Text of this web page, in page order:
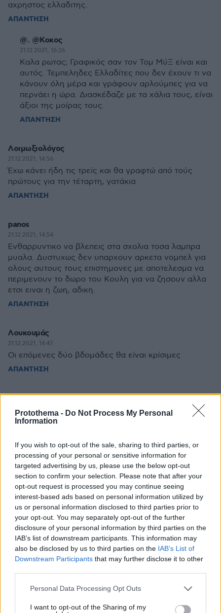
Protothema - Do Not Process My Personal
Information
If you wish to opt-out of the sale, sharing to third parties, or
processing of your personal or sensitive information for
targeted advertising by us, please use the below opt-out
section to confirm your selection. Please note that after your
opt-out request is processed you may continue seeing
interest-based ads based on personal information utilized by
us or personal information disclosed to third parties prior to
your opt-out. You may separately opt-out of the further
disclosure of your personal information by third parties on the
IAB’s list of downstream participants. This information may
also be disclosed by us to third parties on the IAB’s List of
Downstream Participants that may further disclose it to other
Please note that this website/app uses one or more Google
not limited to your visit or usage behaviour. You may click to
Personal Data Processing Opt Outs
I want to opt-out of the Sharing of my
αχρηστος ελλαδιτης.
ΑΠΑΝΤΗΣΗ
@. @Κοκος
21.12.2021, 16:26
Καλα ρωτας; Γραφικός σαν τον Τομ ΜύΞ είναι και
αυτός. Τεμπεληδες Ελλαδίτες που δεν έχουν τι να
κάνουν όλη μέρα και γράφουν αρλούμπες για να
περνάει η ώρα. Διασκέδαζε με τα χάλια τους, είναι
άξιοι της μοίρας τους.
ΑΠΑΝΤΗΣΗ
Λοιμωξιολόγος
21.12.2021, 14:56
Έχω κάνει ήδη τις τρείς και θα γραφτώ από τούς
πρώτους για την τέταρτη, γατάκια
ΑΠΑΝΤΗΣΗ
panos
21.12.2021, 14:54
Ενθαρρυντικο να βλεπεις στα σχολια τοσα λαμπρα
μυαλα. Δυστυχως δεν υπαρχουν αρκετα νομπελ για
ολους αυτους τους επιστημονες με αποτελεσμα να
περιμενουν το δωρο του Κουλη για να ζησουν αλλα
ετσι ειναι η ζωη, αδικη.
ΑΠΑΝΤΗΣΗ
Λουκουμάς
21.12.2021, 14:47
Οι επόμενες δύο βδομάδες θα είναι κρίσιμες
ΑΠΑΝΤΗΣΗ
Με
εκπλήσσει ΕΥΧΑΡΙΣΤΑ το ΠΘ με τα σχόλια που
δέχεται να δημοσιεύει
ΑΠΑΝΤΗΣΗ
ΤΕΛΑΜΩΝ το βλημα
21.12.2021, 14:42
ερχετε νεο μπολι γιδια, το λεει η επιστημη
ΑΠΑΝΤΗΣΗ
ΑΝΤΙ-ΜΠΟΛ
21.12.2021, 14:36
Χαχαχα ... Άφθονο σανό! Έτοιμο το πρόβλημα, έτοιμη
και η λύση ... Μέχρι την επόμενη φορά ... 😂
ΑΠΑΝΤΗΣΗ